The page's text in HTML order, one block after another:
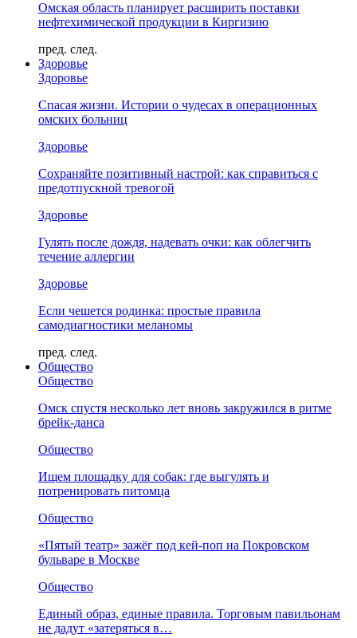
Омская область планирует расширить поставки
нефтехимической продукции в Киргизию
пред. след.
Здоровье
Здоровье
Спасая жизни. Истории о чудесах в операционных
омских больниц
Здоровье
Сохраняйте позитивный настрой: как справиться с
предотпускной тревогой
Здоровье
Гулять после дождя, надевать очки: как облегчить
течение аллергии
Здоровье
Если чешется родинка: простые правила
самодиагностики меланомы
пред. след.
Общество
Общество
Омск спустя несколько лет вновь закружился в ритме
брейк-данса
Общество
Ищем площадку для собак: где выгулять и
потренировать питомца
Общество
«Пятый театр» зажёг под кей-поп на Покровском
бульваре в Москве
Общество
Единый образ, единые правила. Торговым павильонам
не дадут «затеряться в…